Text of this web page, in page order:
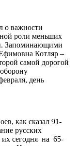
о важности
роли меньших
Запоминающими
Котляр –
самой дорогой
день
как сказал 91-
русских
сегодня на 65-